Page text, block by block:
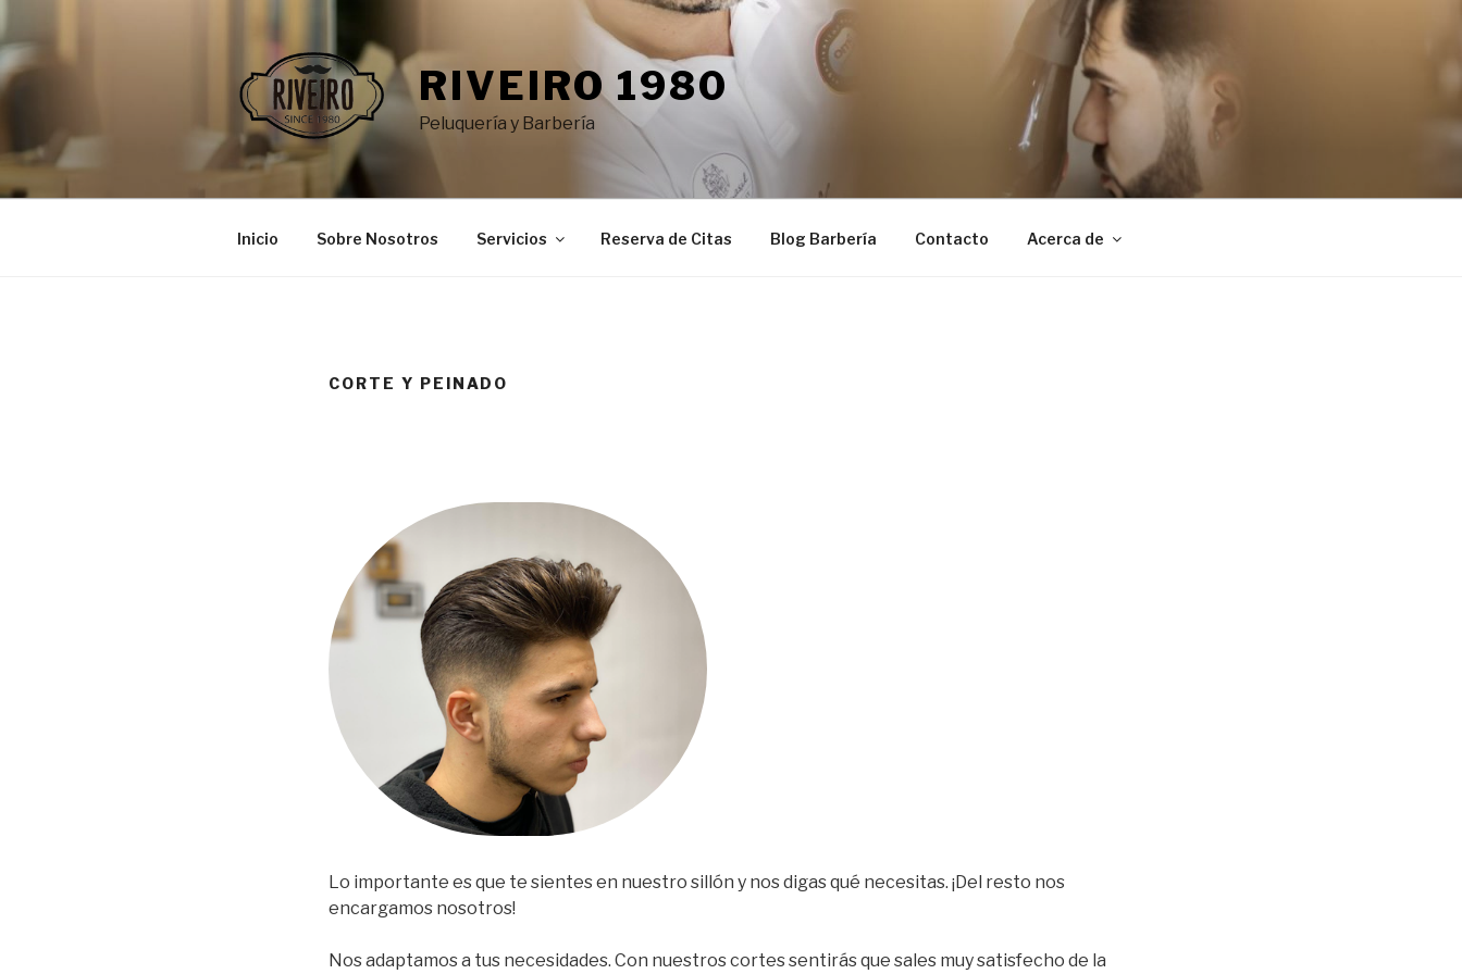
al
contenido
RIVEIRO 1980
Peluquería y Barbería
Inicio Sobre Nosotros Servicios Reserva de Citas Blog Barbería Contacto Acerca de
CORTE Y PEINADO
Lo importante es que te sientes en nuestro sillón y nos digas qué necesitas. ¡Del resto nos
encargamos nosotros!
Nos adaptamos a tus necesidades. Con nuestros cortes sentirás que sales muy satisfecho de la